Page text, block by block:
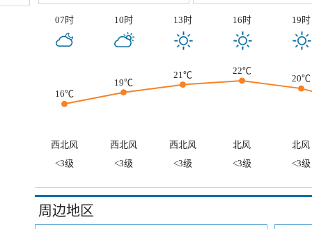
07时 10时 13时 16时 19时
16℃
19℃
21℃ 22℃
20℃
西北风 西北风 西北风 北风
北风
<3级
<3级 <3级 <3级 <3级
周边地区